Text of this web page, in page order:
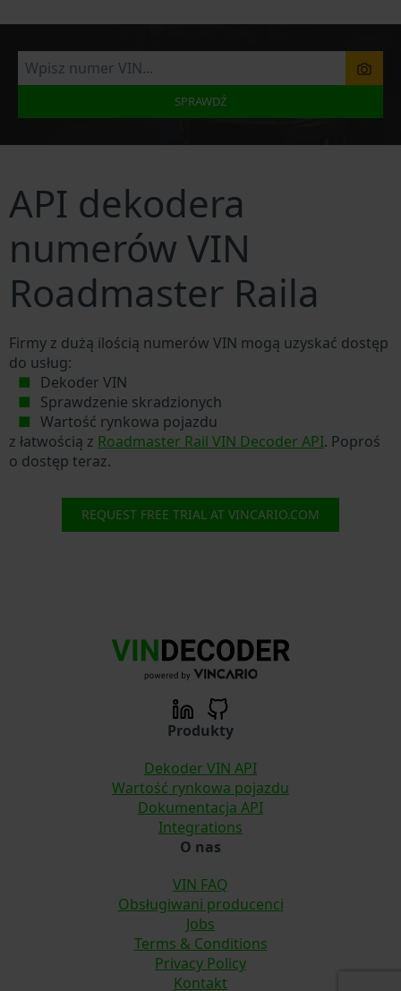
SPRAWDŹ
API dekodera
numerów VIN
Roadmaster Raila
Firmy z dużą ilością numerów VIN mogą uzyskać dostęp
do usług:
Dekoder VIN
Sprawdzenie skradzionych
Wartość rynkowa pojazdu
z łatwością z Roadmaster Rail VIN Decoder API. Poproś
o dostęp teraz.
REQUEST FREE TRIAL AT VINCARIO.COM
Produkty
Dekoder VIN API
Wartość rynkowa pojazdu
Dokumentacja API
Integrations
O nas
VIN FAQ
Obsługiwani producenci
Jobs
Terms & Conditions
Privacy Policy
Kontakt